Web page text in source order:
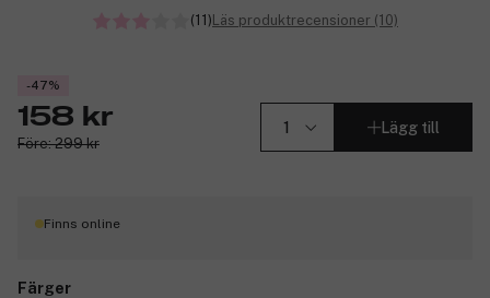
(11)Läs produktrecensioner (10)
-47%
158 kr
Före: 299 kr
Lägg till
Finns online
Färger